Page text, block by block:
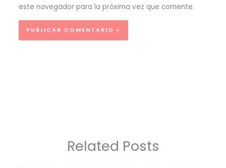
este navegador para la próxima vez que comente.
Related Posts